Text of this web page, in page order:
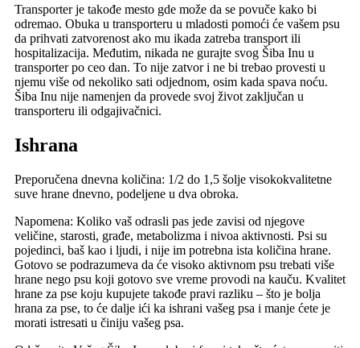
Transporter je takođe mesto gde može da se povuče kako bi
odremao. Obuka u transporteru u mladosti pomoći će vašem psu
da prihvati zatvorenost ako mu ikada zatreba transport ili
hospitalizacija. Međutim, nikada ne gurajte svog Šiba Inu u
transporter po ceo dan. To nije zatvor i ne bi trebao provesti u
njemu više od nekoliko sati odjednom, osim kada spava noću.
Šiba Inu nije namenjen da provede svoj život zaključan u
transporteru ili odgajivačnici.
Ishrana
Preporučena dnevna količina: 1/2 do 1,5 šolje visokokvalitetne
suve hrane dnevno, podeljene u dva obroka.
Napomena: Koliko vaš odrasli pas jede zavisi od njegove
veličine, starosti, građe, metabolizma i nivoa aktivnosti. Psi su
pojedinci, baš kao i ljudi, i nije im potrebna ista količina hrane.
Gotovo se podrazumeva da će visoko aktivnom psu trebati više
hrane nego psu koji gotovo sve vreme provodi na kauču. Kvalitet
hrane za pse koju kupujete takođe pravi razliku – što je bolja
hrana za pse, to će dalje ići ka ishrani vašeg psa i manje ćete je
morati istresati u činiju vašeg psa.